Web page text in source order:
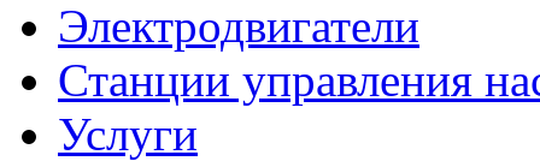
Электродвигатели
Станции управления
Услуги